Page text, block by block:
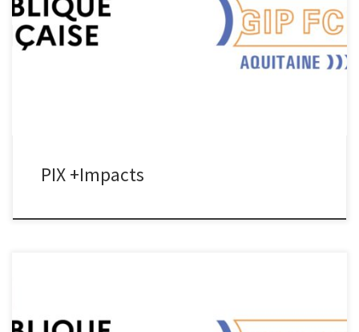
PIX +Impacts PIX +Impacts Projet d’envergure nationale porté par
le GIP PIX de Paris, PIX+Impacts a pour objectif de transformer la
plateforme PIX pour en faire la 1ère plateforme libre de micro-
learning adaptatif grand public. Télécharger la fiche projet
PIX +Impacts
Pégase Projet d’envergure inter régionale (Nouvelle Aquitaine